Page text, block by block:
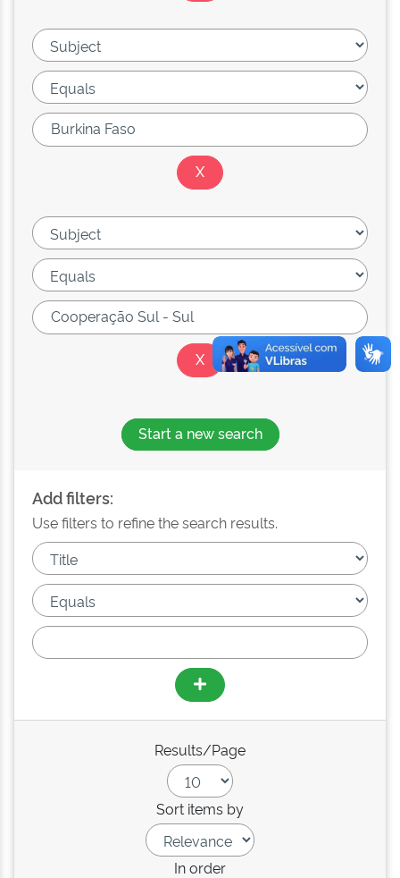
Start a new search
Add filters:
Use filters to refine the search results.
Results/Page
Sort items by
In order